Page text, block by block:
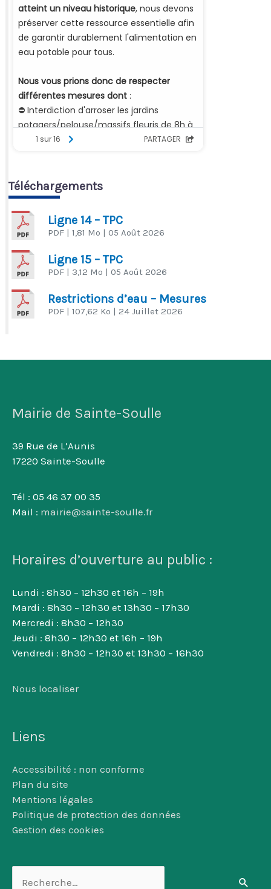
Téléchargements
Ligne 14 – TPC
PDF | 1,81 Mo | 05 Août 2026
Ligne 15 – TPC
PDF | 3,12 Mo | 05 Août 2026
Restrictions d’eau – Mesures
PDF | 107,62 Ko | 24 Juillet 2026
Mairie de Sainte-Soulle
39 Rue de L’Aunis
17220 Sainte-Soulle
Tél : 05 46 37 00 35
Mail : mairie@sainte-soulle.fr
Horaires d’ouverture au public :
Lundi : 8h30 – 12h30 et 16h – 19h
Mardi : 8h30 – 12h30 et 13h30 – 17h30
Mercredi : 8h30 – 12h30
Jeudi : 8h30 – 12h30 et 16h – 19h
Vendredi : 8h30 – 12h30 et 13h30 – 16h30
Nous localiser
Liens
Accessibilité : non conforme
Plan du site
Mentions légales
Politique de protection des données
Gestion des cookies